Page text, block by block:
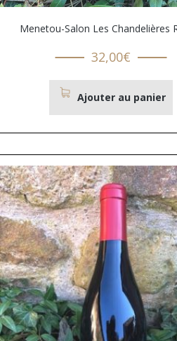
Menetou-Salon Les Chandelières
32,00€
Ajouter au panier